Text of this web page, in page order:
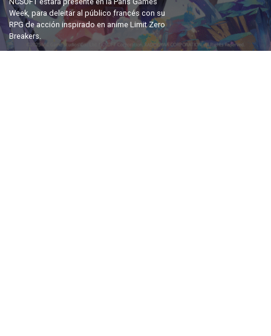
Week, para deleitar al público francés con su
RPG de acción inspirado en anime Limit Zero
Breakers.